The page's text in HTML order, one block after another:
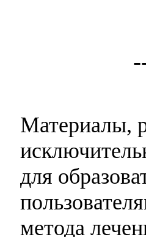
Материалы,
для
метода